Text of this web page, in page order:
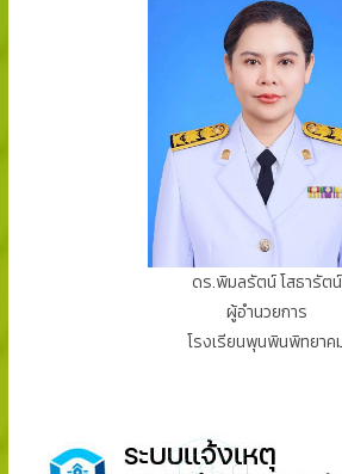
ดร.พิมลรัตน์ โสธารัตน์
ผู้อำนวยการ
โรงเรียนพุนพินพิทยาค